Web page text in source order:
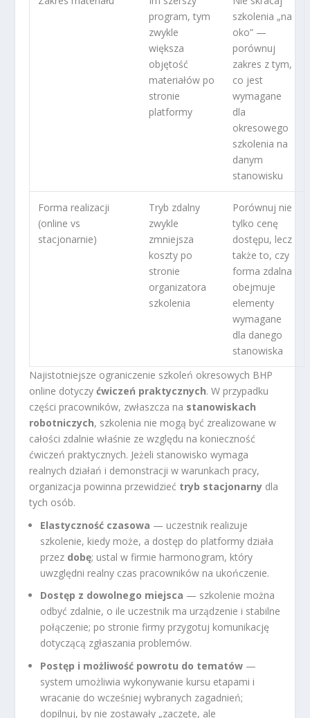
program, tym
zwykle
większa
objętość
materiałów po
stronie
platformy
szkolenia „na
oko” —
porównuj
zakres z tym,
co jest
wymagane
dla
okresowego
szkolenia na
danym
stanowisku
Forma realizacji
(online vs
stacjonarnie)
Tryb zdalny
zwykle
zmniejsza
koszty po
stronie
organizatora
szkolenia
Porównuj nie
tylko cenę
dostępu, lecz
także to, czy
forma zdalna
obejmuje
elementy
wymagane
dla danego
stanowiska
Najistotniejsze ograniczenie szkoleń okresowych BHP
online dotyczyćwiczeń praktycznych. W przypadku
części pracowników, zwłaszcza na stanowiskach
robotniczych, szkolenia nie mogą być zrealizowane w
całości zdalnie właśnie ze względu na konieczność
ćwiczeń praktycznych. Jeżeli stanowisko wymaga
realnych działań i demonstracji w warunkach pracy,
organizacja powinna przewidzieć tryb stacjonarny dla
tych osób.
Elastyczność czasowa — uczestnik realizuje
szkolenie, kiedy może, a dostęp do platformy działa
przez dobę; ustal w firmie harmonogram, który
uwzględni realny czas pracowników na ukończenie.
Dostęp z dowolnego miejsca — szkolenie można
odbyć zdalnie, o ile uczestnik ma urządzenie i stabilne
połączenie; po stronie firmy przygotuj komunikację
dotyczącą zgłaszania problemów.
Postęp i możliwość powrotu do tematów —
system umożliwia wykonywanie kursu etapami i
wracanie do wcześniej wybranych zagadnień;
dopilnuj, by nie zostawały „zaczęte, ale